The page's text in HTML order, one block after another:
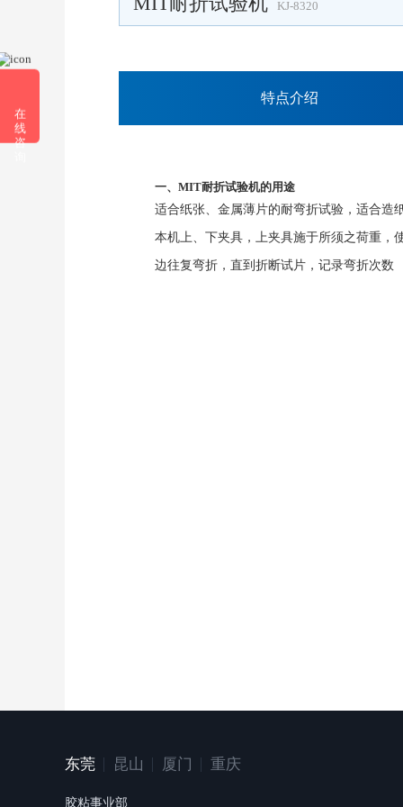
KJ-8320
特点介绍
一、MIT耐折试验机的用途
适合纸张、金属薄片的耐弯折试验，适合造
本机上、下夹具，上夹具施于所须之荷重，
边往复弯折，直到折断试片，记录弯折次数
东莞 昆山 厦门 重庆
胶粘事业部
在
线
咨